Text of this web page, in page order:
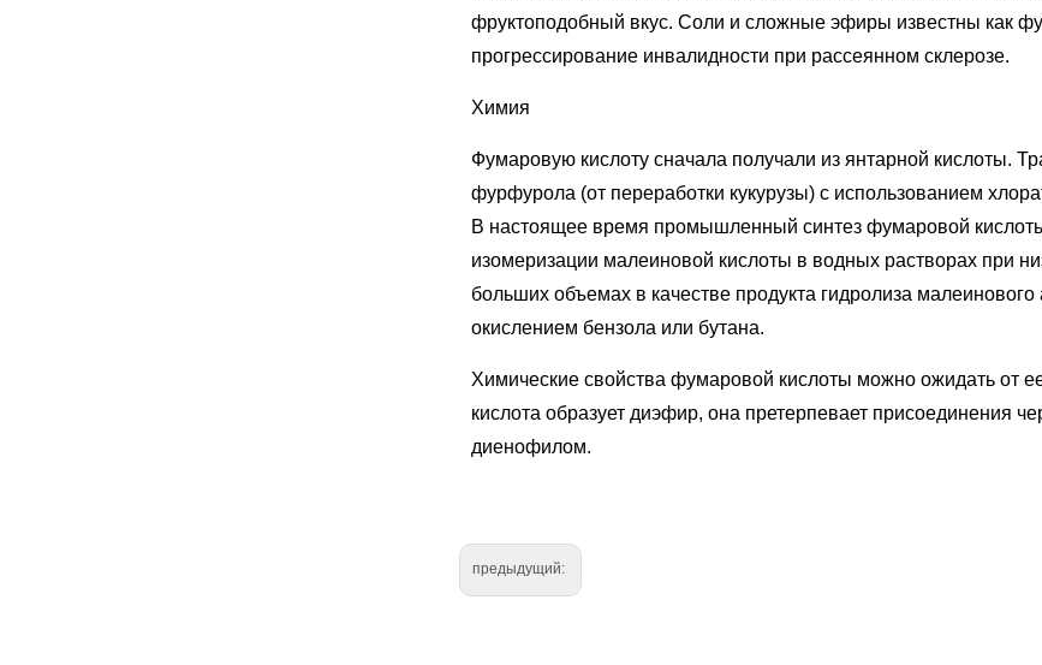
фруктоподобный вкус. Соли и сложные эфиры известны как
прогрессирование инвалидности при рассеянном склерозе.
Химия
Фумаровую кислоту сначала получали из янтарной кислоты.
фурфурола (от переработки кукурузы) с использованием
В настоящее время промышленный синтез фумаровой
изомеризации малеиновой кислоты в водных растворах при
больших объемах в качестве продукта гидролиза
окислением бензола или бутана.
Химические свойства фумаровой кислоты можно ожидать от
кислота образует диэфир, она претерпевает присоединения
диенофилом.
предыдущий: